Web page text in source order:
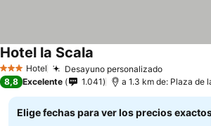
3 Estrellas
Hotel Desayuno personalizado
Hotel la Scala
8,8 Excelente 1.041 a 1.3 km de: Plaza de
Elige fechas para ver los precios